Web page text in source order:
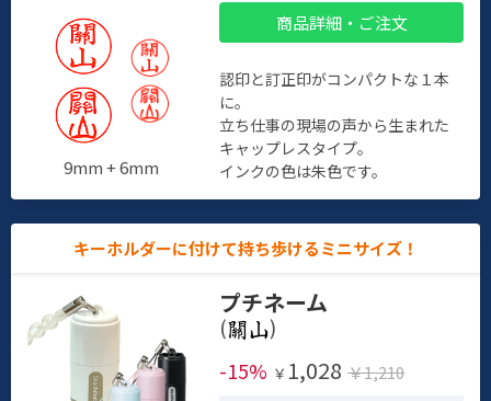
9mm + 6mm
商品詳細・ご注文
認印と訂正印がコンパクトな１本
に。
立ち仕事の現場の声から生まれた
キャップレスタイプ。
インクの色は朱色です。
キーホルダーに付けて持ち歩けるミニサイズ！
プチネーム
(
)
-15% ￥ 1,028 ￥1,210